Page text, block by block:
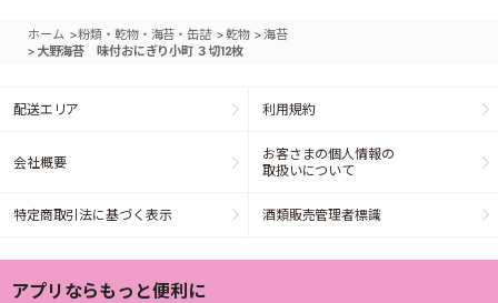
ホーム >粉類・乾物・海苔・缶詰 >乾物 >海苔
> 大野海苔 味付おにぎり小町 ３切12枚
配送エリア 利用規約
会社概要
お客さまの個人情報の
取扱いについて
特定商取引法に基づく表示 酒類販売管理者標識
アプリならもっと便利に